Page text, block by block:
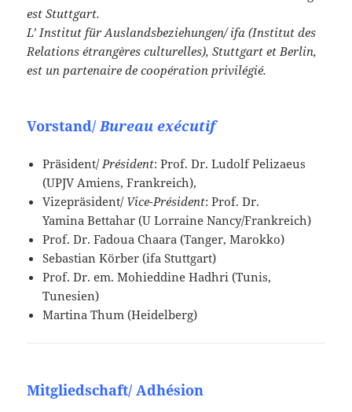
est Stuttgart.
L’ Institut für Auslandsbeziehungen/ ifa (Institut des
Relations étrangères culturelles), Stuttgart et Berlin,
est un partenaire de coopération privilégié.
Vorstand/Bureau exécutif
Präsident/Président: Prof. Dr. Ludolf Pelizaeus
(UPJV Amiens, Frankreich),
Vizepräsident/ Vice-Président: Prof. Dr.
Yamina Bettahar (U Lorraine Nancy/Frankreich)
Prof. Dr. Fadoua Chaara (Tanger, Marokko)
Sebastian Körber (ifa Stuttgart)
Prof. Dr. em. Mohieddine Hadhri (Tunis,
Tunesien)
Martina Thum (Heidelberg)
Mitgliedschaft/ Adhésion